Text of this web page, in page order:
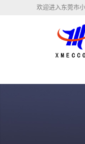
欢迎进入东莞市